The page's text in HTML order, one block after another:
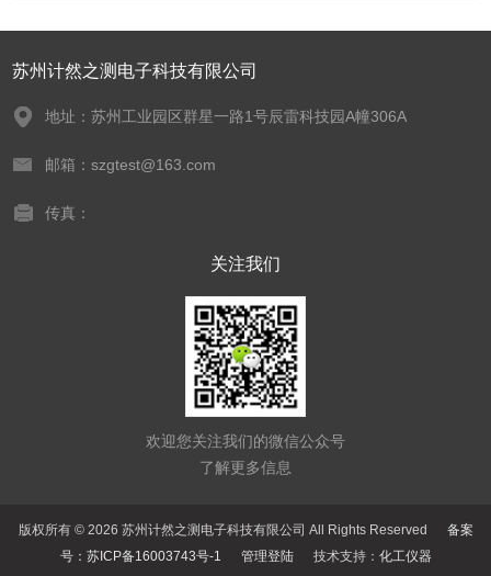
苏州计然之测电子科技有限公司
地址：苏州工业园区群星一路1号辰雷科技园A幢306A
邮箱：szgtest@163.com
传真：
关注我们
欢迎您关注我们的微信公众号
了解更多信息
版权所有 © 2026 苏州计然之测电子科技有限公司 All Rights Reserved 备案
号：苏ICP备16003743号-1
管理登陆技术支持： 化工仪器